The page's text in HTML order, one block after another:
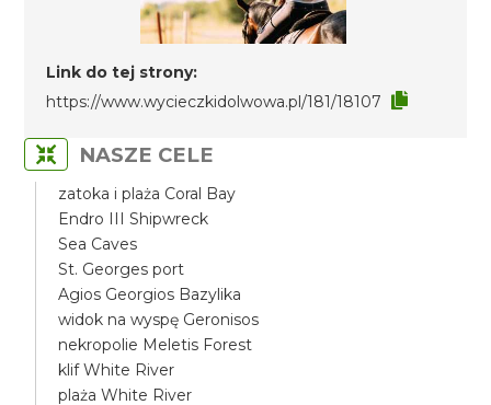
Link do tej strony:
https://www.wycieczkidolwowa.pl/181/18107
NASZE CELE
zatoka i plaża Coral Bay
Endro III Shipwreck
Sea Caves
St. Georges port
Agios Georgios Bazylika
widok na wyspę Geronisos
nekropolie Meletis Forest
klif White River
plaża White River